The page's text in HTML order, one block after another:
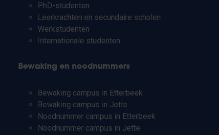
PhD-studenten
Leerkrachten en secundaire scholen
Werkstudenten
Internationale studenten
Bewaking en noodnummers
Bewaking campus in Etterbeek
Bewaking campus in Jette
Noodnummer campus in Etterbeek
Noodnummer campus in Jette